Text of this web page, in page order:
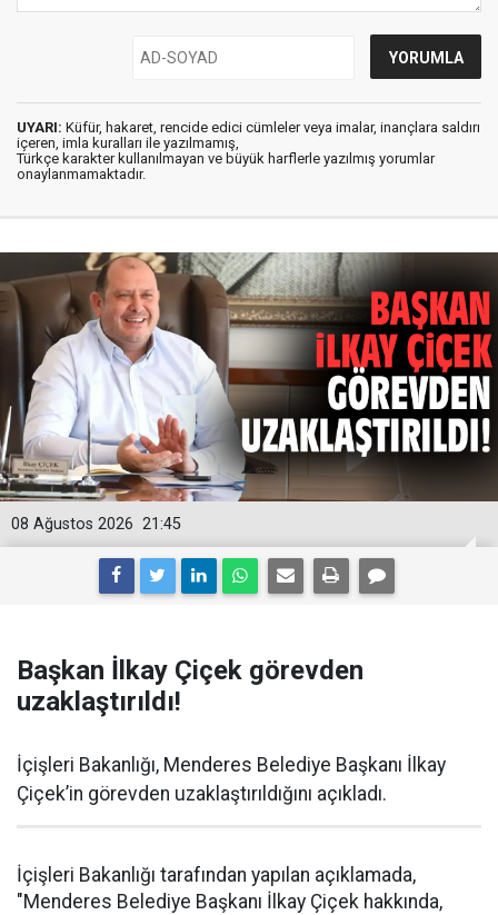
UYARI: Küfür, hakaret, rencide edici cümleler veya imalar, inançlara saldırı
içeren, imla kuralları ile yazılmamış,
Türkçe karakter kullanılmayan ve büyük harflerle yazılmış yorumlar
onaylanmamaktadır.
21:45
08 Ağustos 2026
Başkan İlkay Çiçek görevden
uzaklaştırıldı!
İçişleri Bakanlığı, Menderes Belediye Başkanı İlkay
Çiçek’in görevden uzaklaştırıldığını açıkladı.
İçişleri Bakanlığı tarafından yapılan açıklamada,
"Menderes Belediye Başkanı İlkay Çiçek hakkında,